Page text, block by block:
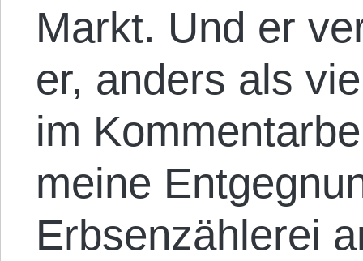
Markt. Und er
er, anders als
im
meine
Erbsenzählerei